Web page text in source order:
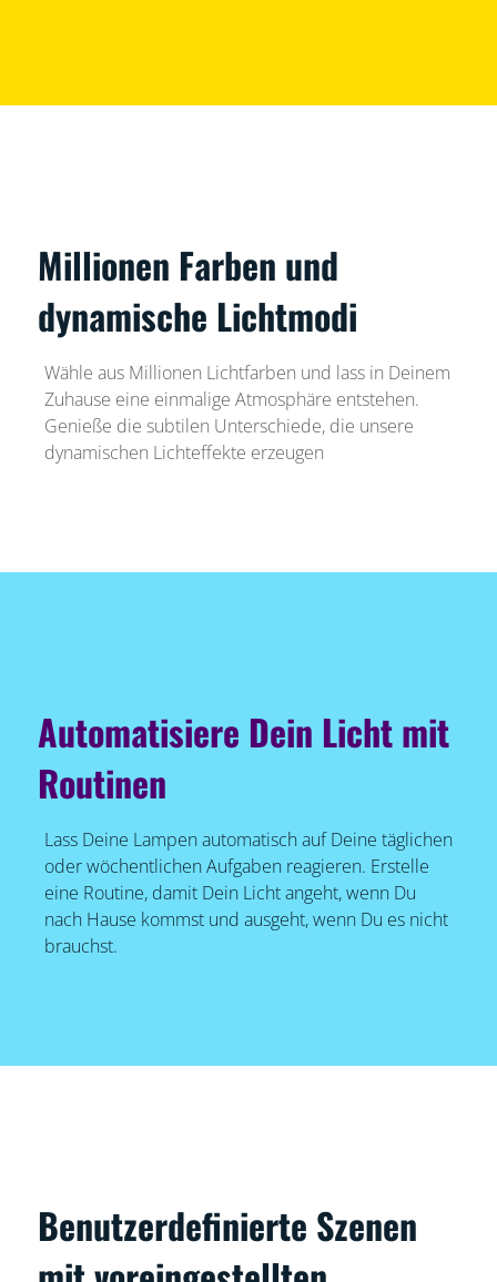
Millionen Farben und
dynamische Lichtmodi
Wähle aus Millionen Lichtfarben und lass in Deinem
Zuhause eine einmalige Atmosphäre entstehen.
Genieße die subtilen Unterschiede, die unsere
dynamischen Lichteffekte erzeugen
Automatisiere Dein Licht mit
Routinen
Lass Deine Lampen automatisch auf Deine täglichen
oder wöchentlichen Aufgaben reagieren. Erstelle
eine Routine, damit Dein Licht angeht, wenn Du
nach Hause kommst und ausgeht, wenn Du es nicht
brauchst.
Benutzerdefinierte Szenen